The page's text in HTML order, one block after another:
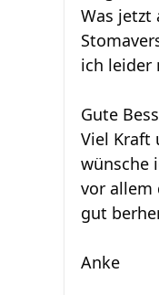
Was jetzt
ich leider
Gute
Viel Kraft
wünsche
vor allem
gut
Anke